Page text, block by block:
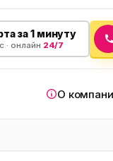
за 1 минуту
· онлайн 24/7
О